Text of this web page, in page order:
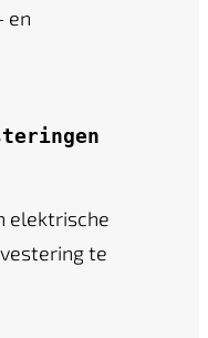
en
elektrische
te